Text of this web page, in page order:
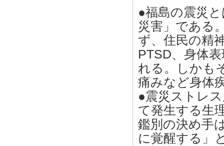
●福島の震災
災害」である
ず、住民の精
PTSD、身体
れる。しかも
痛みなど身体
●震災ストレ
て発生する生
鑑別の決め手
に覚醒する」